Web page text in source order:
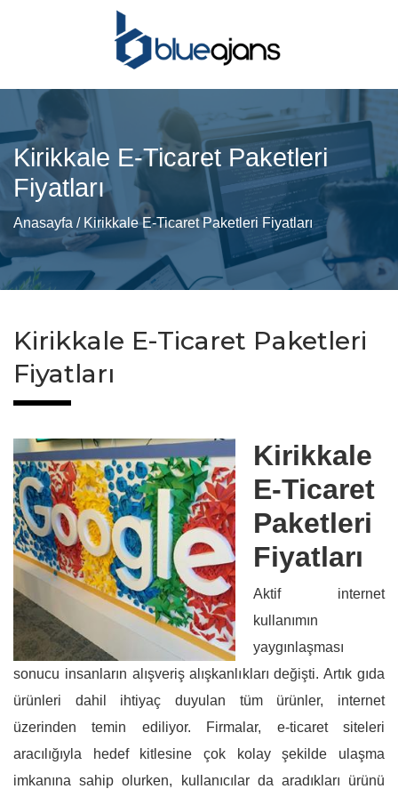
Kirikkale E-Ticaret Paketleri
Fiyatları
Anasayfa / Kirikkale E-Ticaret Paketleri Fiyatları
Kirikkale E-Ticaret Paketleri
Fiyatları
Kirikkale
E-Ticaret
Paketleri
Fiyatları
Aktif internet
kullanımın
yaygınlaşması
sonucu insanların alışveriş alışkanlıkları değişti. Artık gıda
ürünleri dahil ihtiyaç duyulan tüm ürünler, internet
üzerinden temin ediliyor. Firmalar, e-ticaret siteleri
aracılığıyla hedef kitlesine çok kolay şekilde ulaşma
imkanına sahip olurken, kullanıcılar da aradıkları ürünü